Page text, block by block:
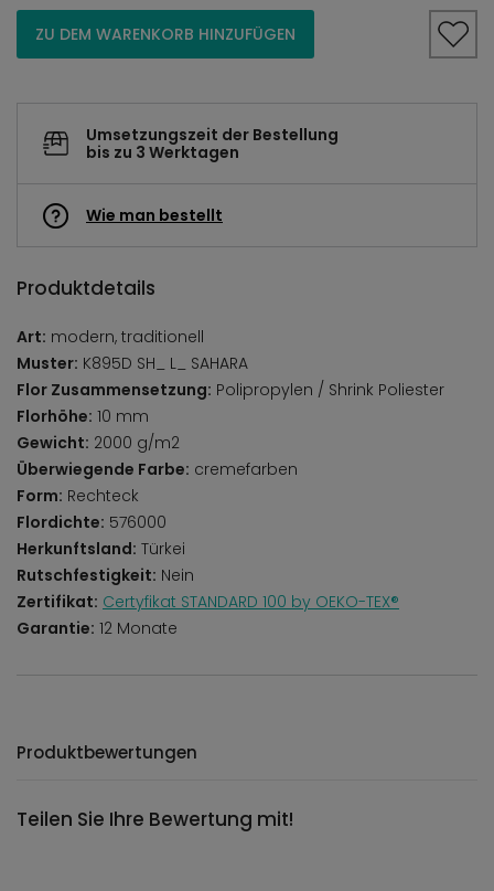
ZU DEM WARENKORB HINZUFÜGEN
Umsetzungszeit der Bestellung
bis zu 3 Werktagen
Wie man bestellt
Produktdetails
Art: modern, traditionell
Muster: K895D SH_ L_ SAHARA
Flor Zusammensetzung: Polipropylen / Shrink Poliester
Florhöhe: 10 mm
Gewicht: 2000 g/m2
Überwiegende Farbe: cremefarben
Form: Rechteck
Flordichte: 576000
Herkunftsland: Türkei
Rutschfestigkeit: Nein
Zertifikat: Certyfikat STANDARD 100 by OEKO-TEX®
Garantie: 12 Monate
Produktbewertungen
Teilen Sie Ihre Bewertung mit!